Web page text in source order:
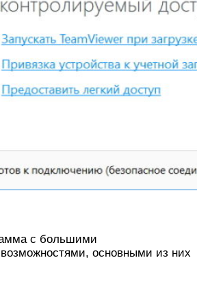
с большими
основными из них